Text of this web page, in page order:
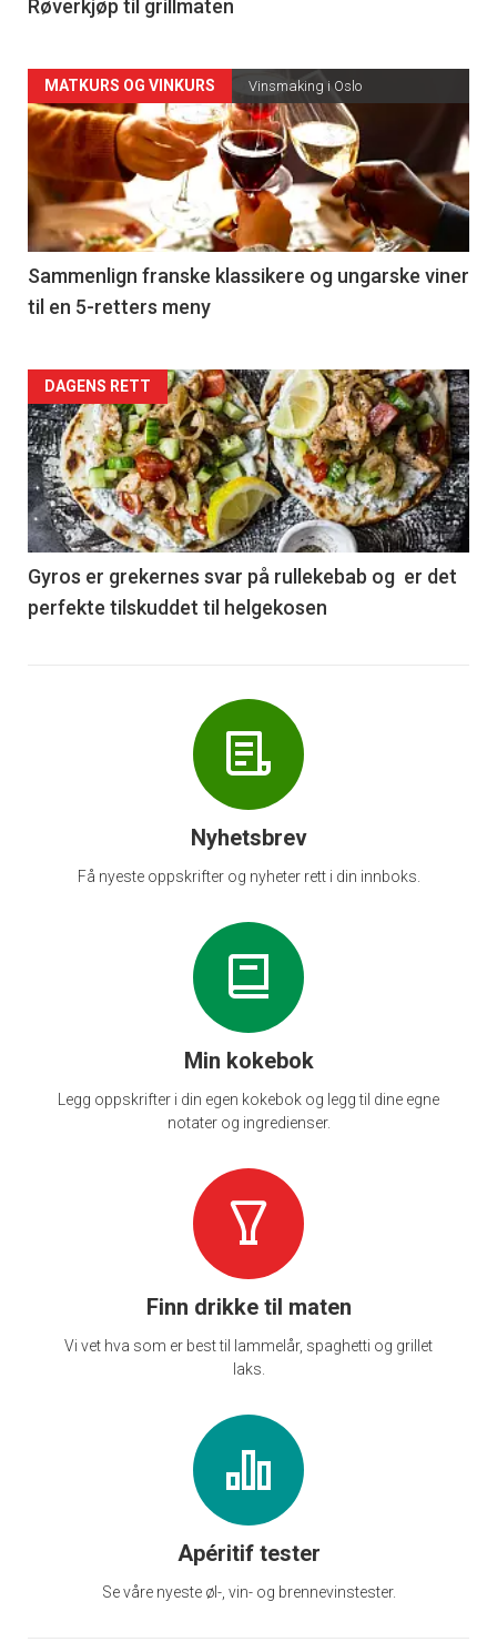
4
Røverkjøp til grillmaten
Forsiden
akkurat
nå
-
5
MATKURS OG VINKURS Vinsmaking i Oslo
Sammenlign franske klassikere og ungarske viner
til en 5-retters meny
Forsiden
akkurat
nå
-
6
DAGENS RETT
Gyros er grekernes svar på rullekebab og er det
perfekte tilskuddet til helgekosen
Nyhetsbrev
Få nyeste oppskrifter og nyheter rett i din innboks.
Min kokebok
Legg oppskrifter i din egen kokebok og legg til dine egne
notater og ingredienser.
Finn drikke til maten
Vi vet hva som er best til lammelår, spaghetti og grillet
laks.
Apéritif tester
Se våre nyeste øl-, vin- og brennevinstester.